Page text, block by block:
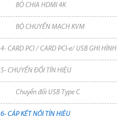
BỘ CHIA HDMI 4K
BỘ CHUYỂN MẠCH KVM
4- CARD PCI / CARD PCI-e/ USB GHI HÌNH
5- CHUYỂN ĐỔI TÍN HIỆU
Chuyển đổi USB Type C
6- CÁP KẾT NỐI TÍN HIỆU